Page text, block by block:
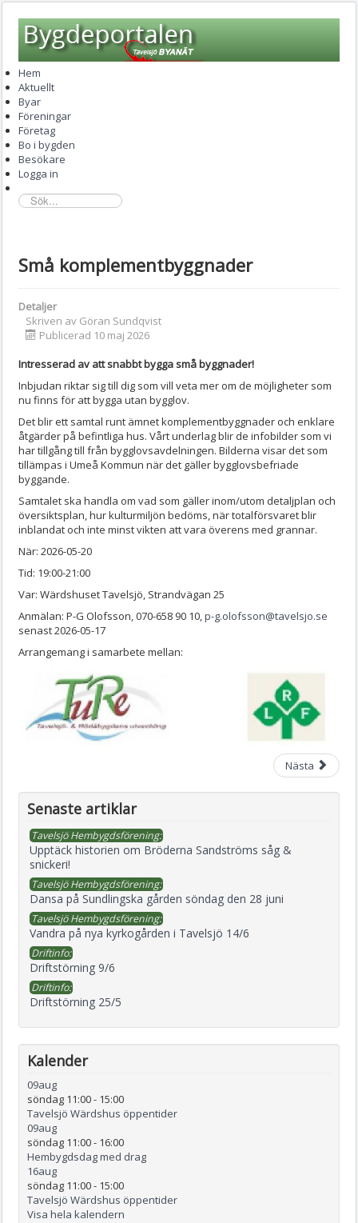
Hem
Aktuellt
Byar
Föreningar
Företag
Bo i bygden
Besökare
Logga in
sök...
Små komplementbyggnader
Detaljer
Skriven av Göran Sundqvist
Publicerad 10 maj 2026
Intresserad av att snabbt bygga små byggnader!
Inbjudan riktar sig till dig som vill veta mer om de möjligheter som
nu finns för att bygga utan bygglov.
Det blir ett samtal runt ämnet komplementbyggnader och enklare
åtgärder på befintliga hus. Vårt underlag blir de infobilder som vi
har tillgång till från bygglovsavdelningen. Bilderna visar det som
tillämpas i Umeå Kommun när det gäller bygglovsbefriade
byggande.
Samtalet ska handla om vad som gäller inom/utom detaljplan och
översiktsplan, hur kulturmiljön bedöms, när totalförsvaret blir
inblandat och inte minst vikten att vara överens med grannar.
När: 2026-05-20
Tid: 19:00-21:00
Var: Wärdshuset Tavelsjö, Strandvägan 25
Anmälan: P-G Olofsson, 070-658 90 10, p-g.olofsson@tavelsjo.se
senast 2026-05-17
Arrangemang i samarbete mellan:
Nästa
Senaste artiklar
Tavelsjö Hembygdsförening:
Upptäck historien om Bröderna Sandströms såg &
snickeri!
Tavelsjö Hembygdsförening:
Dansa på Sundlingska gården söndag den 28 juni
Tavelsjö Hembygdsförening:
Vandra på nya kyrkogården i Tavelsjö 14/6
Driftinfo:
Driftstörning 9/6
Driftinfo:
Driftstörning 25/5
Kalender
09aug
söndag 11:00- 15:00
Tavelsjö Wärdshus öppentider
09aug
söndag 11:00- 16:00
Hembygdsdag med drag
16aug
söndag 11:00- 15:00
Tavelsjö Wärdshus öppentider
Visa hela kalendern